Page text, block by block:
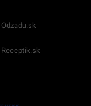
Odzadu.sk
Receptik.sk